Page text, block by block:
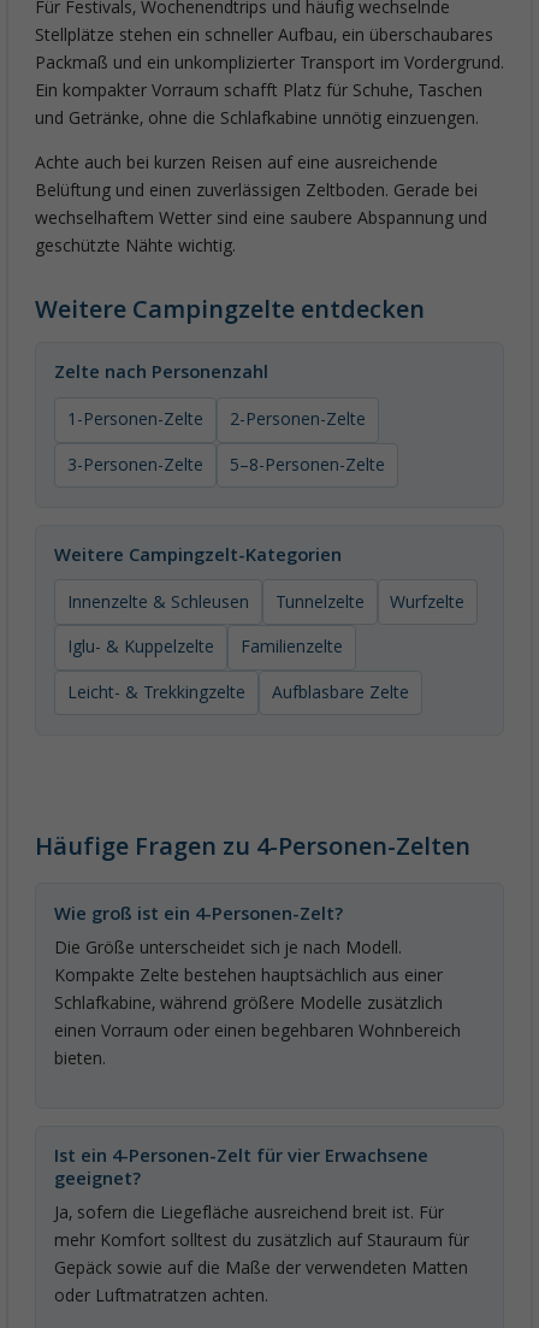
Für Festivals, Wochenendtrips und häufig wechselnde
Stellplätze stehen ein schneller Aufbau, ein überschaubares
Packmaß und ein unkomplizierter Transport im Vordergrund.
Ein kompakter Vorraum schafft Platz für Schuhe, Taschen
und Getränke, ohne die Schlafkabine unnötig einzuengen.
Achte auch bei kurzen Reisen auf eine ausreichende
Belüftung und einen zuverlässigen Zeltboden. Gerade bei
wechselhaftem Wetter sind eine saubere Abspannung und
geschützte Nähte wichtig.
Weitere Campingzelte entdecken
Zelte nach Personenzahl
1-Personen-Zelte 2-Personen-Zelte
3-Personen-Zelte 5–8-Personen-Zelte
Weitere Campingzelt-Kategorien
Innenzelte & Schleusen Tunnelzelte Wurfzelte
Iglu- & Kuppelzelte Familienzelte
Leicht- & Trekkingzelte Aufblasbare Zelte
Häufige Fragen zu 4-Personen-Zelten
Wie groß ist ein 4-Personen-Zelt?
Die Größe unterscheidet sich je nach Modell.
Kompakte Zelte bestehen hauptsächlich aus einer
Schlafkabine, während größere Modelle zusätzlich
einen Vorraum oder einen begehbaren Wohnbereich
bieten.
Ist ein 4-Personen-Zelt für vier Erwachsene
geeignet?
Ja, sofern die Liegefläche ausreichend breit ist. Für
mehr Komfort solltest du zusätzlich auf Stauraum für
Gepäck sowie auf die Maße der verwendeten Matten
oder Luftmatratzen achten.